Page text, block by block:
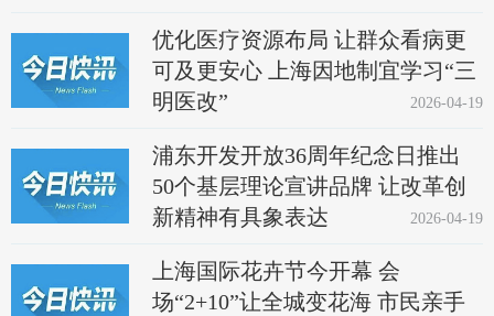
优化医疗资源布局 让群众看病更
可及更安心 上海因地制宜学习“三
明医改”
2026-04-19
浦东开发开放36周年纪念日推出
50个基层理论宣讲品牌 让改革创
新精神有具象表达
2026-04-19
上海国际花卉节今开幕 会
场“2+10”让全城变花海 市民亲手